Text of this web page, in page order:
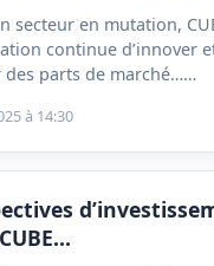
secteur en mutation,
continue d’innover
des parts de marché……
à 14:30